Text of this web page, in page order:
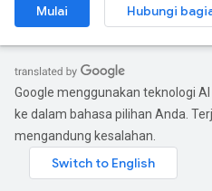
Mulai Hubungi
Google menggunakan teknologi
ke dalam bahasa pilihan Anda.
mengandung kesalahan.